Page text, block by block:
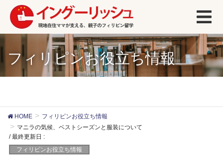
フィリピンお役立ち情報
HOME
フィリピンお役立ち情報
マニラの気候、ベストシーズンと服装について
/ 最終更新日 :
フィリピンお役立ち情報